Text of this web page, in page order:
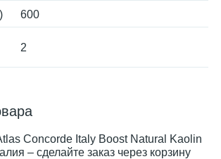
600
2
Concorde Italy Boost Natural Kaolin
– сделайте заказ через корзину